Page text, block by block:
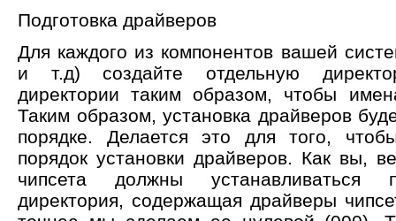
Подготовка драйверов
Для каждого из компонентов вашей
и т.д) создайте отдельную
директории таким образом, чтобы
Таким образом, установка драйверов
порядке. Делается это для того,
порядок установки драйверов. Как вы,
чипсета должны устанавливаться
директория, содержащая драйверы